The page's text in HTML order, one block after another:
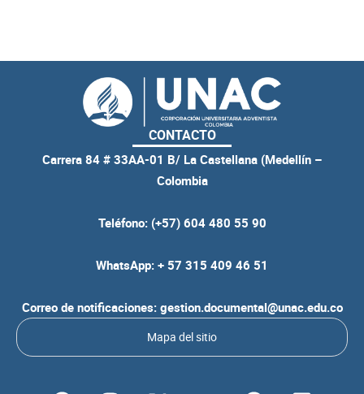
CONTACTO
Carrera 84 # 33AA-01 B/ La Castellana (Medellín –
Colombia
Teléfono: (+57) 604 480 55 90
WhatsApp: + 57 315 409 46 51
Correo de notificaciones: gestion.documental@unac.edu.co
Mapa del sitio